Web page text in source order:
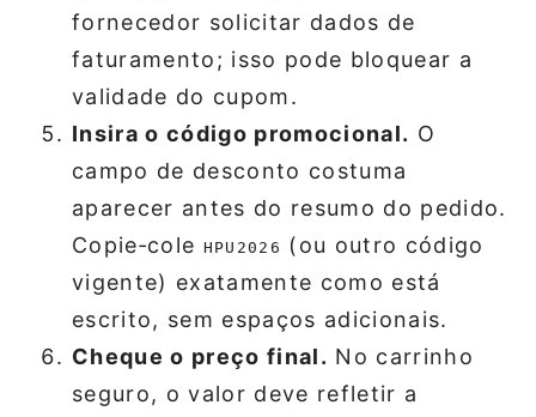
fornecedor solicitar dados de
faturamento; isso pode bloquear a
validade do cupom.
Insira o código promocional. O
campo de desconto costuma
aparecer antes do resumo do pedido.
Copie‑cole HPU2026
(ou outro código
vigente) exatamente como está
escrito, sem espaços adicionais.
Cheque o preço final. No carrinho
seguro, o valor deve refletir a